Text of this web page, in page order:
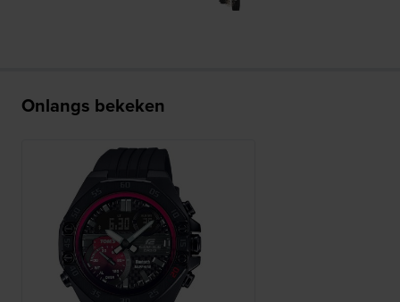
Onlangs bekeken